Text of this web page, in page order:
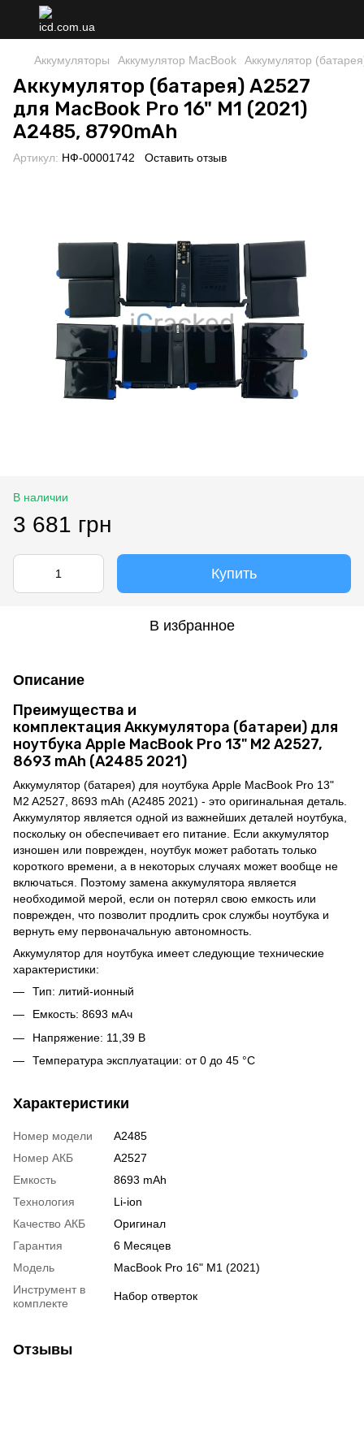
Аккумуляторы Аккумулятор MacBook Аккумулятор
Аккумулятор (батарея) A2527
для MacBook Pro 16" M1 (2021)
A2485, 8790mAh
Артикул: НФ-00001742 Оставить отзыв
В наличии
3 681 грн
Купить
В избранное
Описание
Преимущества и
комплектация Аккумулятора (батареи) для
ноутбука Apple MacBook Pro 13" M2 A2527,
8693 mAh (A2485 2021)
Аккумулятор (батарея) для ноутбука Apple MacBook Pro 13"
M2 A2527, 8693 mAh (A2485 2021) - это оригинальная деталь.
Аккумулятор является одной из важнейших деталей ноутбука,
поскольку он обеспечивает его питание. Если аккумулятор
изношен или поврежден, ноутбук может работать только
короткого времени, а в некоторых случаях может вообще не
включаться. Поэтому замена аккумулятора является
необходимой мерой, если он потерял свою емкость или
поврежден, что позволит продлить срок службы ноутбука и
вернуть ему первоначальную автономность.
Аккумулятор для ноутбука имеет следующие технические
характеристики:
Тип: литий-ионный
Емкость: 8693 мАч
Напряжение: 11,39 В
Температура эксплуатации: от 0 до 45 °C
Характеристики
Номер модели
A2485
Номер АКБ
A2527
Емкость
8693 mAh
Технология
Li-ion
Качество АКБ
Оригинал
Гарантия
6 Месяцев
Модель
MacBook Pro 16" M1 (2021)
Инструмент в
комплекте
Набор отверток
Отзывы